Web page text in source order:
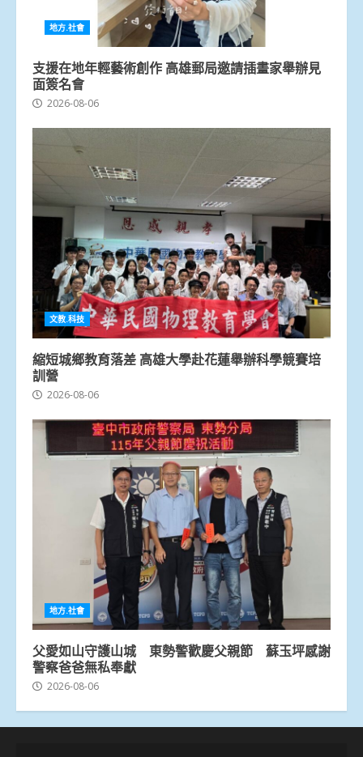
地方.社會
支援在地年輕藝術創作 高雄郵局邀請插畫家舉辦見
面簽名會
2026-08-06
文教.科技
縮短城鄉教育落差 高雄大學赴花蓮舉辦科學競賽培
訓營
2026-08-06
地方.社會
父愛如山守護山城 東勢警歡慶父親節 蘇玉坪感謝
警察爸爸無私奉獻
2026-08-06